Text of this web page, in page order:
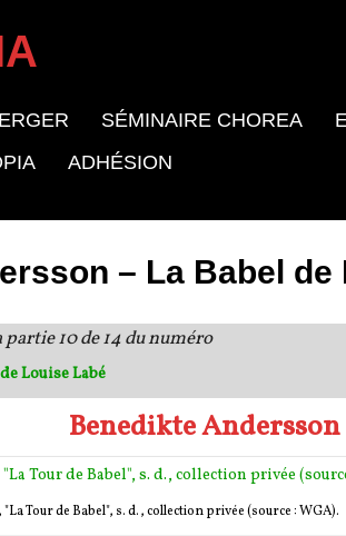
SÉMINAIRE CHOREA
ADHÉSION
– La Babel de
10 de 14 du numéro
Louise Labé
Benedikte Andersson
Tour de Babel", s. d., collection privée (source : WGA).